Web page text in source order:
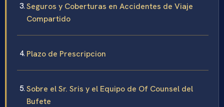
Seguros y Coberturas en Accidentes de Viaje
Compartido
Plazo de Prescripcion
Sobre el Sr. Sris y el Equipo de Of Counsel del
Bufete